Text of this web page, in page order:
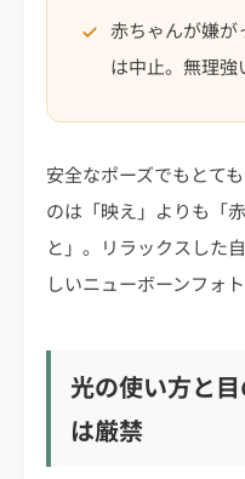
赤ちゃんが嫌が
は中止。無理強
安全なポーズでもとて
のは「映え」よりも「
と」。リラックスした
しいニューボーンフォ
光の使い方と
は厳禁